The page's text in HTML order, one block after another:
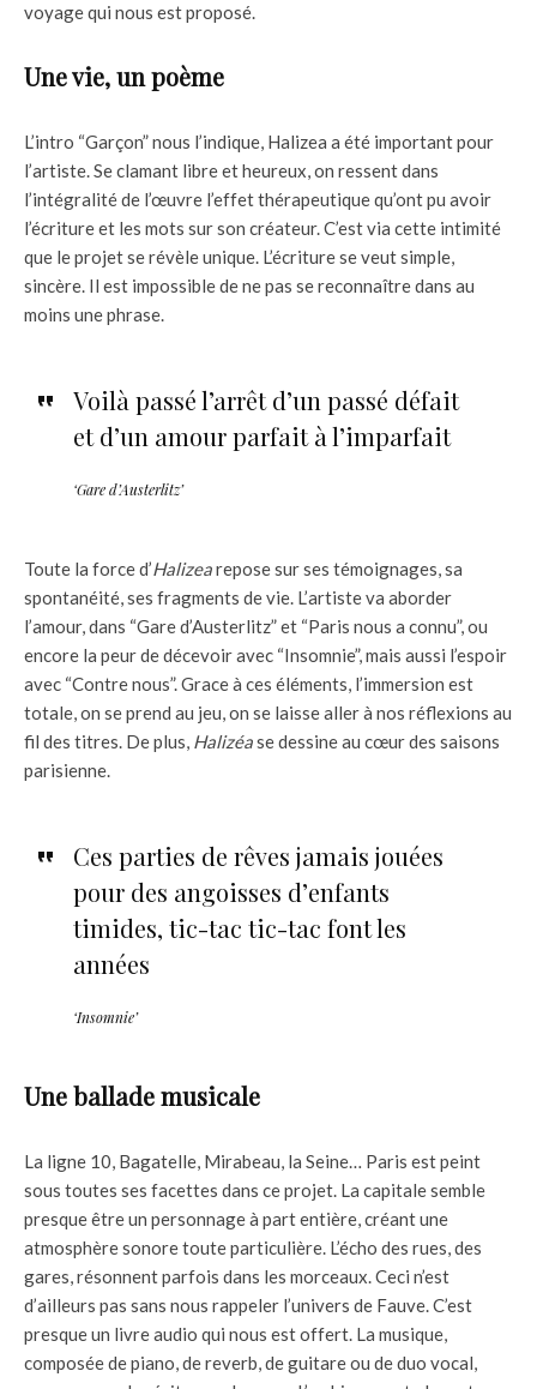
voyage qui nous est proposé.
Une vie, un poème
L’intro “Garçon” nous l’indique, Halizea a été important pour
l’artiste. Se clamant libre et heureux, on ressent dans
l’intégralité de l’œuvre l’effet thérapeutique qu’ont pu avoir
l’écriture et les mots sur son créateur. C’est via cette intimité
que le projet se révèle unique. L’écriture se veut simple,
sincère. Il est impossible de ne pas se reconnaître dans au
moins une phrase.
Voilà passé l’arrêt d’un passé défait
et d’un amour parfait à l’imparfait
‘Gare d’Austerlitz’
Toute la force d’Halizearepose sur ses témoignages, sa
spontanéité, ses fragments de vie. L’artiste va aborder
l’amour, dans “Gare d’Austerlitz” et “Paris nous a connu”, ou
encore la peur de décevoir avec “Insomnie”, mais aussi l’espoir
avec “Contre nous”. Grace à ces éléments, l’immersion est
totale, on se prend au jeu, on se laisse aller à nos réflexions au
fil des titres. De plus, Halizéase dessine au cœur des saisons
parisienne.
Ces parties de rêves jamais jouées
pour des angoisses d’enfants
timides, tic-tac tic-tac font les
années
‘Insomnie’
Une ballade musicale
La ligne 10, Bagatelle, Mirabeau, la Seine… Paris est peint
sous toutes ses facettes dans ce projet. La capitale semble
presque être un personnage à part entière, créant une
atmosphère sonore toute particulière. L’écho des rues, des
gares, résonnent parfois dans les morceaux. Ceci n’est
d’ailleurs pas sans nous rappeler l’univers de Fauve. C’est
presque un livre audio qui nous est offert. La musique,
composée de piano, de reverb, de guitare ou de duo vocal,